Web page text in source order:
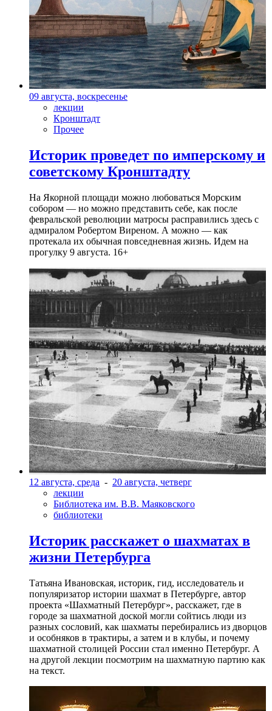
09 августа, воскресенье
лекции
Кронштадт
Прочее
Историк проведет по имперскому и
советскому Кронштадту
На Якорной площади можно любоваться Морским
собором — но можно представить себе, как после
февральской революции матросы расправились здесь с
адмиралом Робертом Виреном. А можно — как
протекала их обычная повседневная жизнь. Идем на
прогулку 9 августа. 16+
12 августа, среда - 20 августа, четверг
лекции
Библиотека им. В.В. Маяковского
библиотеки
Историк расскажет о шахматах в
жизни Петербурга
Татьяна Ивановская, историк, гид, исследователь и
популяризатор истории шахмат в Петербурге, автор
проекта «Шахматный Петербург», расскажет, где в
городе за шахматной доской могли сойтись люди из
разных сословий, как шахматы перебирались из дворцов
и особняков в трактиры, а затем и в клубы, и почему
шахматной столицей России стал именно Петербург. А
на другой лекции посмотрим на шахматную партию как
на текст.